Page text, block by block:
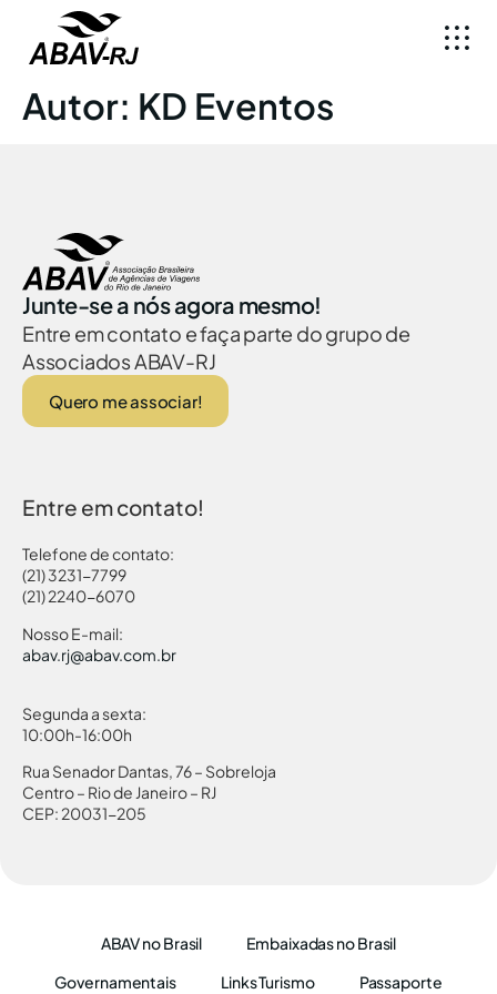
Autor: KD Eventos
Junte-se a nós agora mesmo!
Entre em contato e faça parte do grupo de
Associados ABAV-RJ
Quero me associar!
Entre em contato!
Telefone de contato:
(21) 3231-7799
(21) 2240-6070
Nosso E-mail:
abav.rj@abav.com.br
Segunda a sexta:
10:00h-16:00h
Rua Senador Dantas, 76 – Sobreloja
Centro – Rio de Janeiro – RJ
CEP: 20031-205
ABAV no Brasil
Embaixadas no Brasil
Governamentais
Links Turismo Passaporte